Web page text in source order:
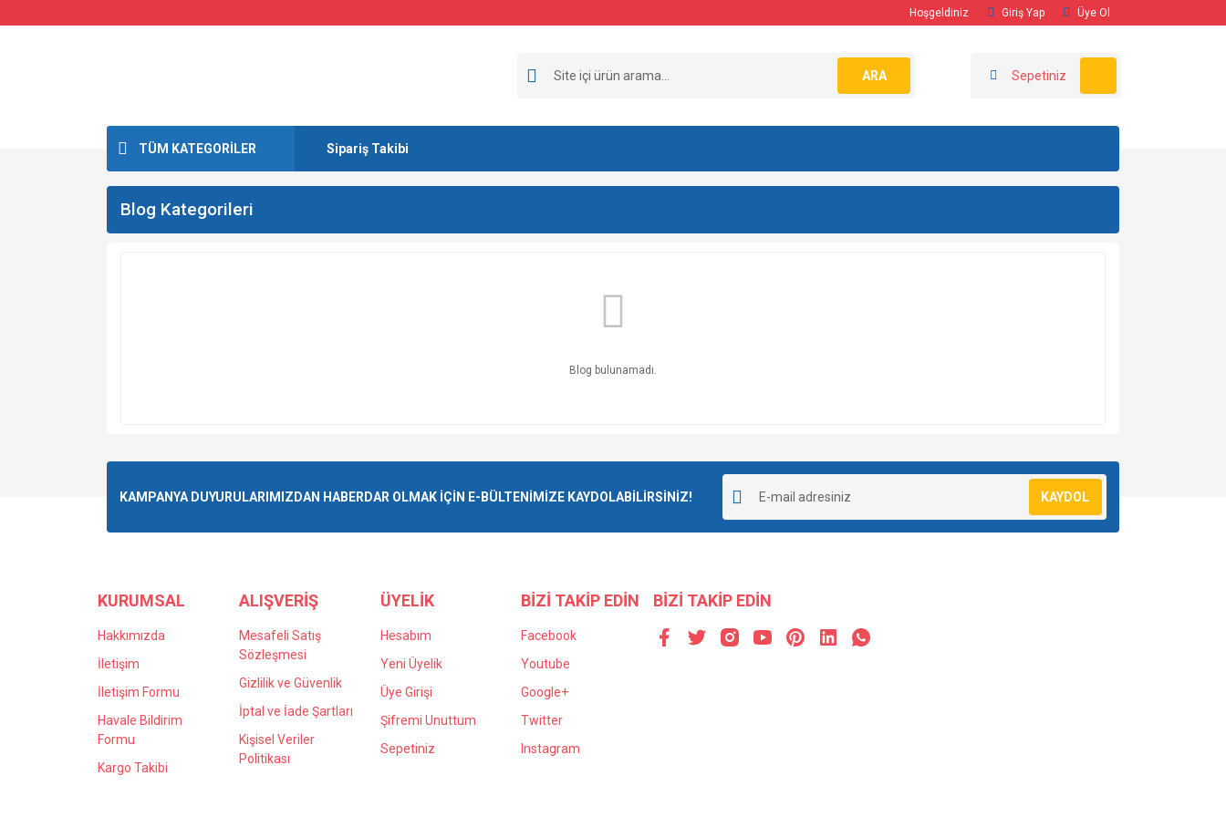
Hoşgeldiniz Giriş Yap Üye Ol
ARA Sepetiniz
TÜM KATEGORİLER Sipariş Takibi
Blog Kategorileri
Blog bulunamadı.
KAMPANYA DUYURULARIMIZDAN HABERDAR OLMAK İÇİN E-BÜLTENİMİZE KAYDOLABİLİRSİNİZ! KAYDOL
KURUMSAL
Hakkımızda
İletişim
İletişim Formu
Havale Bildirim
Formu
Kargo Takibi
ALIŞVERİŞ
Mesafeli Satış
Sözleşmesi
Gizlilik ve Güvenlik
İptal ve İade Şartları
Kişisel Veriler
Politikası
ÜYELİK
Hesabım
Yeni Üyelik
Üye Girişi
Şifremi Unuttum
Sepetiniz
BİZİ TAKİP EDİN
Facebook
Youtube
Google+
Twitter
Instagram
BİZİ TAKİP EDİN